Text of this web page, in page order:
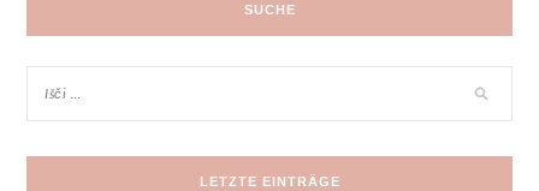
SUCHE
LETZTE EINTRÄGE